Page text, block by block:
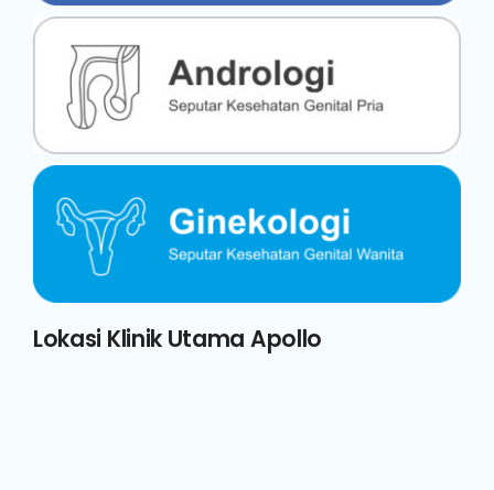
Lokasi Klinik Utama Apollo